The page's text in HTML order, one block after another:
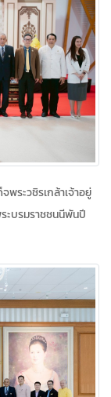
ระวชิรเกล้าเจ้าอยู่
ะบรมราชชนนีพันปี